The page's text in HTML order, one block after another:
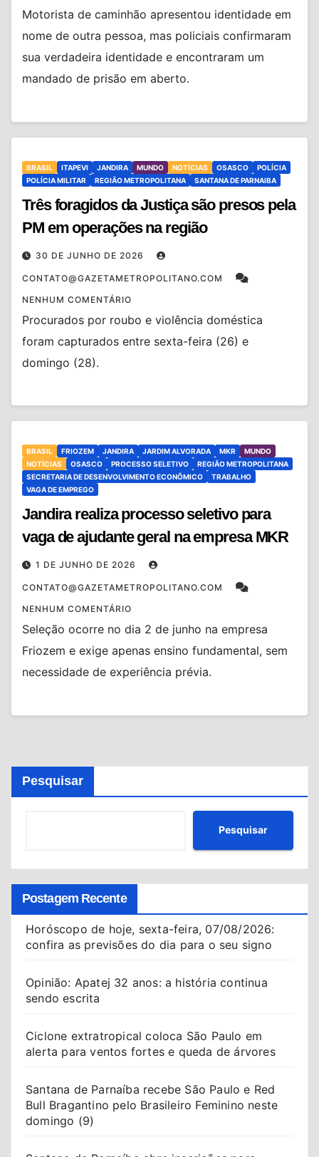
Motorista de caminhão apresentou identidade em
nome de outra pessoa, mas policiais confirmaram
sua verdadeira identidade e encontraram um
mandado de prisão em aberto.
BRASIL ITAPEVI JANDIRA MUNDO NOTÍCIAS OSASCO
POLÍCIA
POLÍCIA MILITAR
REGIÃO METROPOLITANA SANTANA DE PARNAIBA
Três foragidos da Justiça são presos pela
PM em operações na região
30 DE JUNHO DE 2026
CONTATO@GAZETAMETROPOLITANO.COM
NENHUM COMENTÁRIO
Procurados por roubo e violência doméstica
foram capturados entre sexta-feira (26) e
domingo (28).
BRASIL FRIOZEM JANDIRA JARDIM ALVORADA MKR
MUNDO
NOTÍCIAS
OSASCO PROCESSO SELETIVO
REGIÃO METROPOLITANA
SECRETARIA DE DESENVOLVIMENTO ECONÔMICO
TRABALHO
VAGA DE EMPREGO
Jandira realiza processo seletivo para
vaga de ajudante geral na empresa MKR
1 DE JUNHO DE 2026
CONTATO@GAZETAMETROPOLITANO.COM
NENHUM COMENTÁRIO
Seleção ocorre no dia 2 de junho na empresa
Friozem e exige apenas ensino fundamental, sem
necessidade de experiência prévia.
Pesquisar
Pesquisar
Postagem Recente
Horóscopo de hoje, sexta-feira, 07/08/2026:
confira as previsões do dia para o seu signo
Opinião: Apatej 32 anos: a história continua
sendo escrita
Ciclone extratropical coloca São Paulo em
alerta para ventos fortes e queda de árvores
Santana de Parnaíba recebe São Paulo e Red
Bull Bragantino pelo Brasileiro Feminino neste
domingo (9)